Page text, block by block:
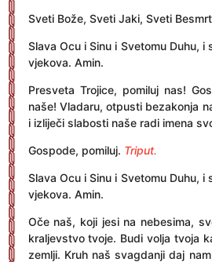
Sveti Bože, Sveti Jaki, Sveti
Slava Ocu i Sinu i Svetomu Duhu,
vjekova. Amin.
Presveta Trojice, pomiluj nas!
naše! Vladaru, otpusti bezakonja
i izliječi slabosti naše radi imena
Gospode, pomiluj. Triput.
Slava Ocu i Sinu i Svetomu Duhu,
vjekova. Amin.
Oče naš, koji jesi na nebesima,
kraljevstvo tvoje. Budi volja tvoja
zemlji. Kruh naš svagdanji daj